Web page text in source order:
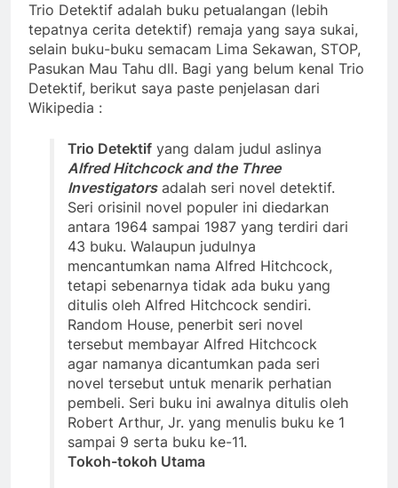
Trio Detektif adalah buku petualangan (lebih
tepatnya cerita detektif) remaja yang saya sukai,
selain buku-buku semacam Lima Sekawan, STOP,
Pasukan Mau Tahu dll. Bagi yang belum kenal Trio
Detektif, berikut saya paste penjelasan dari
Wikipedia :
Trio Detektif yang dalam judul aslinya
Alfred Hitchcock and the Three
Investigatorsadalah seri novel detektif.
Seri orisinil novel populer ini diedarkan
antara 1964 sampai 1987 yang terdiri dari
43 buku. Walaupun judulnya
mencantumkan nama Alfred Hitchcock,
tetapi sebenarnya tidak ada buku yang
ditulis oleh Alfred Hitchcock sendiri.
Random House, penerbit seri novel
tersebut membayar Alfred Hitchcock
agar namanya dicantumkan pada seri
novel tersebut untuk menarik perhatian
pembeli. Seri buku ini awalnya ditulis oleh
Robert Arthur, Jr. yang menulis buku ke 1
sampai 9 serta buku ke-11.
Tokoh-tokoh Utama